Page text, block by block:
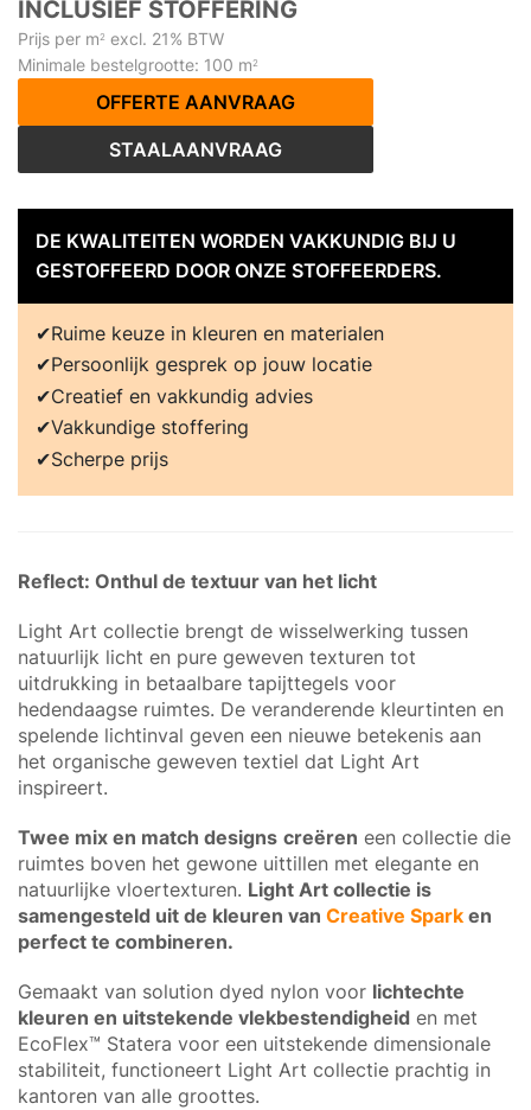
INCLUSIEF STOFFERING
Prijs per m2 excl. 21% BTW
Minimale bestelgrootte: 100 m2
OFFERTE AANVRAAG
STAALAANVRAAG
DE KWALITEITEN WORDEN VAKKUNDIG BIJ U
GESTOFFEERD DOOR ONZE STOFFEERDERS.
Ruime keuze in kleuren en materialen
Persoonlijk gesprek op jouw locatie
Creatief en vakkundig advies
Vakkundige stoffering
Scherpe prijs
Reflect: Onthul de textuur van het licht
Light Art collectie brengt de wisselwerking tussen
natuurlijk licht en pure geweven texturen tot
uitdrukking in betaalbare tapijttegels voor
hedendaagse ruimtes. De veranderende kleurtinten en
spelende lichtinval geven een nieuwe betekenis aan
het organische geweven textiel dat Light Art
inspireert.
Twee mix en match designs creëren een collectie die
ruimtes boven het gewone uittillen met elegante en
natuurlijke vloertexturen. Light Art collectie is
samengesteld uit de kleuren van Creative Spark en
perfect te combineren.
Gemaakt van solution dyed nylon voor lichtechte
kleuren en uitstekende vlekbestendigheid en met
EcoFlex™ Statera voor een uitstekende dimensionale
stabiliteit, functioneert Light Art collectie prachtig in
kantoren van alle groottes.